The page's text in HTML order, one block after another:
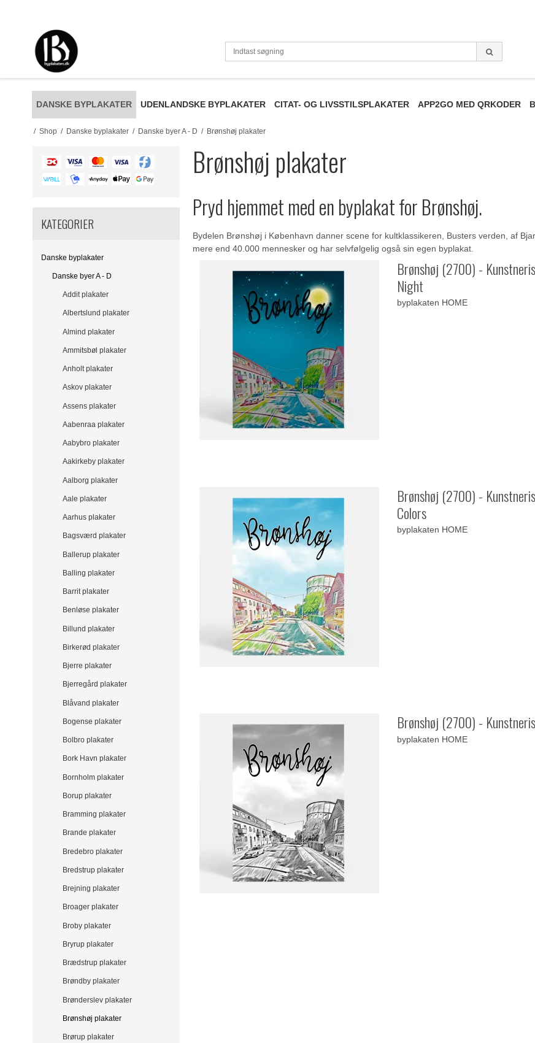
DANSKE BYPLAKATER UDENLANDSKE BYPLAKATER CITAT- OG LIVSSTILSPLAKATER APP2GO MED QRKODER
/ Shop / Danske byplakater / Danske byer A - D / Brønshøj plakater
KATEGORIER
Danske byplakater
Danske byer A - D
Addit plakater
Albertslund plakater
Almind plakater
Ammitsbøl plakater
Anholt plakater
Askov plakater
Assens plakater
Aabenraa plakater
Aabybro plakater
Aakirkeby plakater
Aalborg plakater
Aale plakater
Aarhus plakater
Bagsværd plakater
Ballerup plakater
Balling plakater
Barrit plakater
Benløse plakater
Billund plakater
Birkerød plakater
Bjerre plakater
Bjerregård plakater
Blåvand plakater
Bogense plakater
Bolbro plakater
Bork Havn plakater
Bornholm plakater
Borup plakater
Bramming plakater
Brande plakater
Bredebro plakater
Bredstrup plakater
Brejning plakater
Broager plakater
Broby plakater
Bryrup plakater
Brædstrup plakater
Brøndby plakater
Brønderslev plakater
Brønshøj plakater
Brørup plakater
Brønshøj plakater
Pryd hjemmet med en byplakat for Brønshøj.
Bydelen Brønshøj i København danner scene for kultklassikeren, Busters verden, af
mere end 40.000 mennesker og har selvfølgelig også sin egen byplakat.
Brønshøj (2700) -
Night
byplakaten HOME
Brønshøj (2700) -
Colors
byplakaten HOME
Brønshøj (2700) -
byplakaten HOME